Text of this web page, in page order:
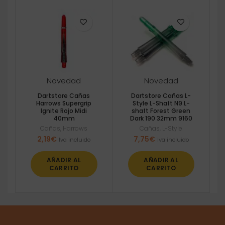
Novedad
Dartstore Cañas
Harrows Supergrip
Ignite Rojo Midi
40mm
Cañas Harrows
2,19€ Iva incluido
AÑADIR AL
CARRITO
Novedad
Dartstore Cañas L-
Style L-Shaft N9 L-
shaft Forest Green
Dark 190 32mm 9160
Cañas L-Style
7,75€ Iva incluido
AÑADIR AL
CARRITO